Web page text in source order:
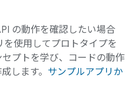
の動作を確認したい場合
使用してプロトタイプを
プトを学び、コードの動作
します。 サンプルアプリか